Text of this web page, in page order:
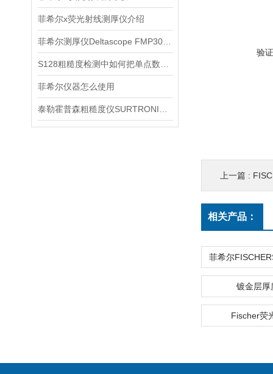
菲希尔x荧光射线测厚仪介绍
菲希尔仪器怎么使用
验
上一篇 :
相关产品：
镀金层厚
Fischer荧